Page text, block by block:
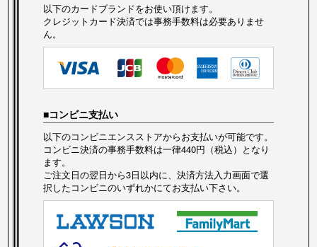
以下のカードブランドをお使い頂けます。
クレジットカード決済では事務手数料は必要ありませ
ん。
コンビニ支払い
以下のコンビニエンスストアからお支払いが可能です。
コンビニ決済の事務手数料は一律440円（税込）となり
ます。
ご注文日の翌日から3日以内に、決済方法入力画面で選
択したコンビニのいずれかにてお支払い下さい。